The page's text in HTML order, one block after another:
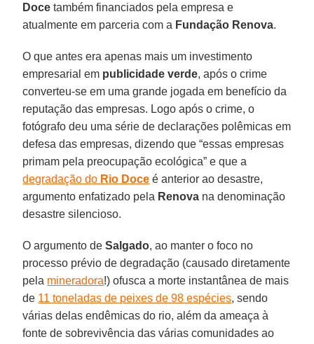
Doce também financiados pela empresa e
atualmente em parceria com a Fundação Renova.
O que antes era apenas mais um investimento
empresarial em publicidade verde, após o crime
converteu-se em uma grande jogada em benefício da
reputação das empresas. Logo após o crime, o
fotógrafo deu uma série de declarações polêmicas em
defesa das empresas, dizendo que “essas empresas
primam pela preocupação ecológica” e que a
degradação do Rio Doce é anterior ao desastre,
argumento enfatizado pela Renova na denominação
desastre silencioso.
O argumento deSalgado, ao manter o foco no
processo prévio de degradação (causado diretamente
pela mineradora!) ofusca a morte instantânea de mais
de 11 toneladas de peixes de 98 espécies, sendo
várias delas endêmicas do rio, além da ameaça à
fonte de sobrevivência das várias comunidades ao